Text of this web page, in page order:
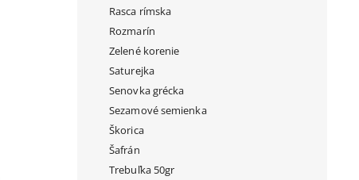
Rasca rímska
Rozmarín
Zelené korenie
Saturejka
Senovka grécka
Sezamové semienka
Škorica
Šafrán
Trebuľka 50gr